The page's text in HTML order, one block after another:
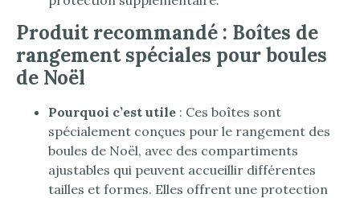
Produit recommandé : Boîtes de
rangement spéciales pour boules
de Noël
Pourquoi c’est utile : Ces boîtes sont
spécialement conçues pour le rangement des
boules de Noël, avec des compartiments
ajustables qui peuvent accueillir différentes
tailles et formes. Elles offrent une protection